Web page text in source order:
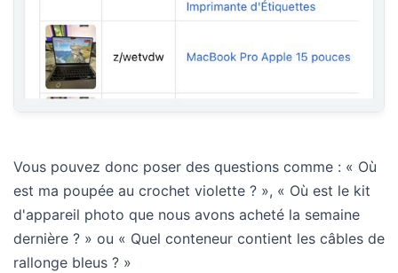
Vous pouvez donc poser des questions comme : « Où
est ma poupée au crochet violette ? », « Où est le kit
d'appareil photo que nous avons acheté la semaine
dernière ? » ou « Quel conteneur contient les câbles de
rallonge bleus ? »